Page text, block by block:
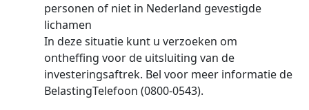
personen of niet in Nederland gevestigde
lichamen
In deze situatie kunt u verzoeken om
ontheffing voor de uitsluiting van de
investeringsaftrek. Bel voor meer informatie de
BelastingTelefoon (0800-0543).